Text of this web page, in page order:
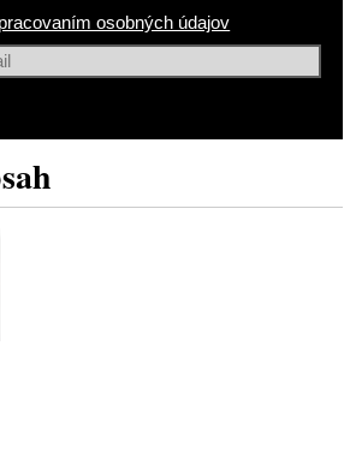
osobných údajov